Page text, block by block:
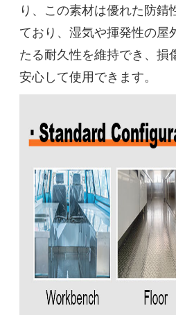
り、この素材は優れた防錆
ており、湿気や揮発性の屋
たる耐久性を維持でき、損
安心して使用できます。